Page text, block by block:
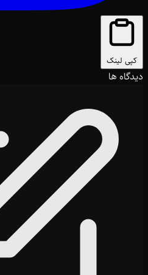
کپی لینک
دیدگاه ها